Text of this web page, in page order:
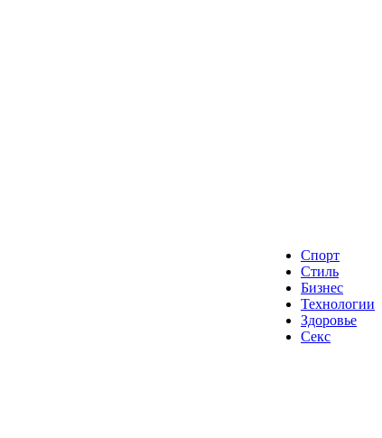
Спорт
Стиль
Бизнес
Технологии
Здоровье
Секс